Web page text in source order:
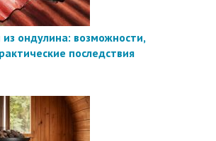
из ондулина: возможности,
последствия